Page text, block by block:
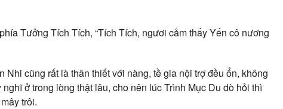
Tưởng Tích Tích, “Tích Tích, ngươi cảm thấy Yến cô nương
Nhi cũng rất là thân thiết với nàng, tề gia nội trợ đều ổn, không
ở trong lòng thật lâu, cho nên lúc Trình Mục Du dò hỏi thì
trôi.